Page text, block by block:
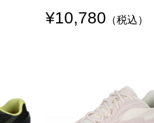
¥10,780 （税込）